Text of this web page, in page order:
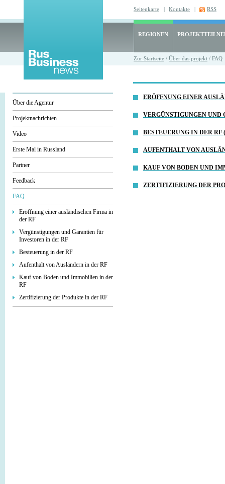
Seitenkarte | Kontakte | RSS
REGIONEN
Zur Startseite / Über das projekt / FAQ
Über die Agentur
Projektnachrichten
Video
Erste Mal in Russland
Partner
Feedback
FAQ
Eröffnung einer ausländischen Firma in
der RF
Vergünstigungen und Garantien für
Investoren in der RF
Besteuerung in der RF
Aufenthalt von Ausländern in der RF
Kauf von Boden und Immobilien in der
RF
Zertifizierung der Produkte in der RF
ERÖFFNUNG EINER
VERGÜNSTIGUNGEN UND
BESTEUERUNG IN DER RF
AUFENTHALT VON
KAUF VON BODEN UND
ZERTIFIZIERUNG DER